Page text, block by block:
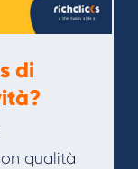
di
qualità